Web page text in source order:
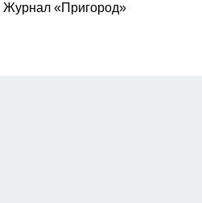
Журнал «Пригород»